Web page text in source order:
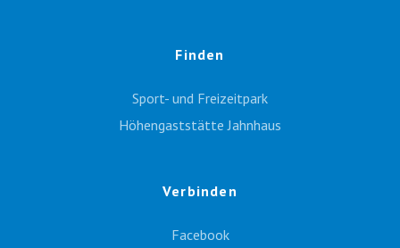
Finden
Sport- und Freizeitpark
Höhengaststätte Jahnhaus
Verbinden
Facebook